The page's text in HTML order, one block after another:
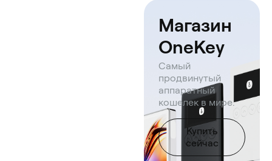
Магазин
OneKey
Самый
продвинутый
аппаратный
кошелек в мире.
Купить
сейчас